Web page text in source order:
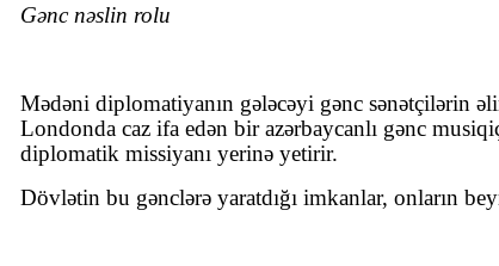
Gənc nəslin rolu
Mədəni diplomatiyanın gələcəyi gənc sənətçilərin
Londonda caz ifa edən bir azərbaycanlı gənc
diplomatik missiyanı yerinə yetirir.
Dövlətin bu gənclərə yaratdığı imkanlar, onların